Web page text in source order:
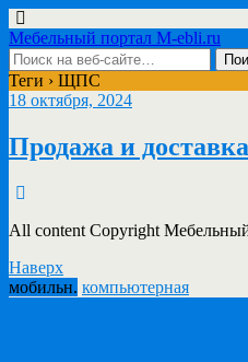
Мебельный портал M-ebli.ru
Теги › ЩПС
18 октября, 2024
Продажа и
All content Copyright
Наверх
мобильн. компьютерная